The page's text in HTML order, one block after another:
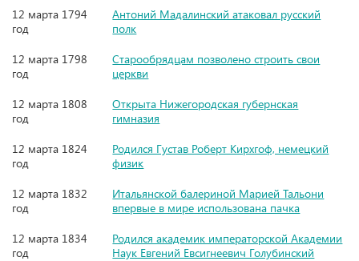
12 марта 1794
год
Антоний Мадалинский атаковал русский
полк
12 марта 1798
год
Старообрядцам позволено строить свои
церкви
12 марта 1808
год
Открыта Нижегородская губернская
гимназия
12 марта 1824
год
Родился Густав Роберт Кирхгоф, немецкий
физик
12 марта 1832
год
Итальянской балериной Марией Тальони
впервые в мире использована пачка
12 марта 1834
год
Родился академик императорской Академии
Наук Евгений Евсигнеевич Голубинский